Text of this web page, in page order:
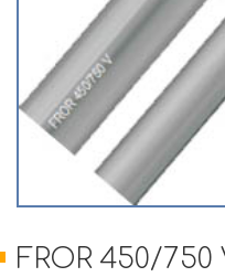
FROR 450/750